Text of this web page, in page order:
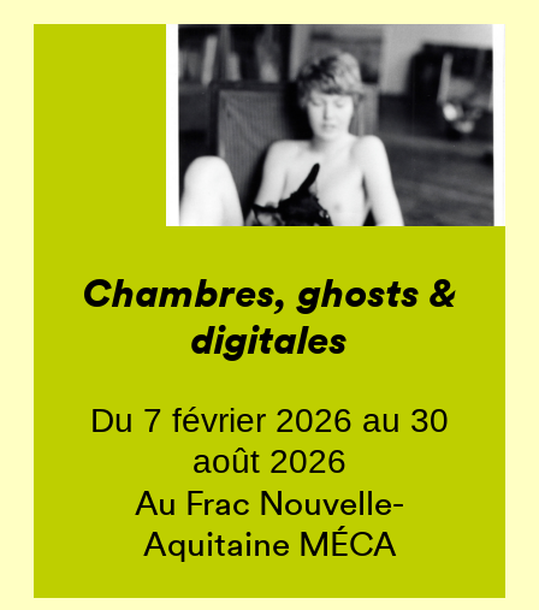
Chambres, ghosts &
digitales
Du 7 février 2026 au 30
août 2026
Au Frac Nouvelle-
Aquitaine MÉCA